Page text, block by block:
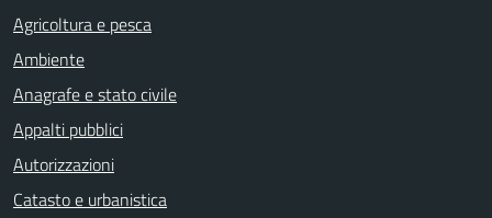
Agricoltura e pesca
Ambiente
Anagrafe e stato civile
Appalti pubblici
Autorizzazioni
Catasto e urbanistica